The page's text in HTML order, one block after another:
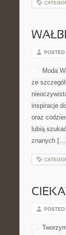
POSTED
Moda
ze
inspiracje
oraz
lubią
znanych […]
POSTED